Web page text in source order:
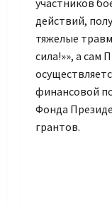
участников
действий,
тяжелые
сила!»», а сам
финансовой
Фонда
грантов.